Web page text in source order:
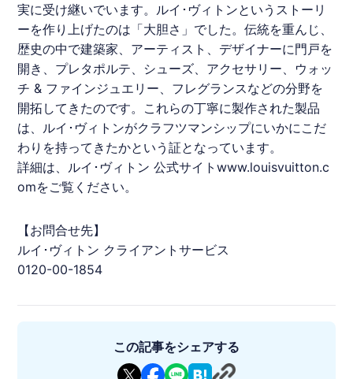
実に受け継いでいます。 ルイ･ヴィトンというストーリ
ーを作り上げたのは「大胆さ」でした。伝統を重んじ、
歴史の中で建築家、アーティスト、デザイナーに門戸を
開き、プレタポルテ、シューズ、アクセサリー、ウォッ
チ & ファインジュエリー、フレグランスなどの分野を
開拓してきたのです。これらの丁寧に製作された製品
は、 ルイ･ヴィトンがクラフツマンシップにいかにこだ
わりを持ってきたかという証となっています。
詳細は、 ルイ･ヴィトン 公式サイトwww.louisvuitton.c
omをご覧ください。
【お問合せ先】
ルイ･ヴィトン クライアントサービス
0120-00-1854
この記事をシェアする